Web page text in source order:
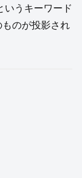
いうキーワード
のが投影され